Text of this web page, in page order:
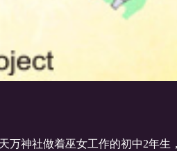
神社做着巫女工作的初中2年生